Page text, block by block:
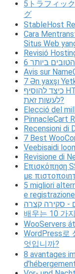
5トラフィッ
グ
Cara
Situs Web
Revisió
ביותר
Avis sur
7 Ən yaxşı
כיצד להוסיף HTTPS / SSL לאתר שלך? מדוע עליכם
לעשות זאת?
Elecció del
PinnacleCart
Recensioni di
7 Best
Veebisaidi
Revisione di
Επισκόπηση
με
5 migliori
e
- סקירה קצרה
배우는 10 가
WooServers
WordPress로
엇입니까?
8 avantages